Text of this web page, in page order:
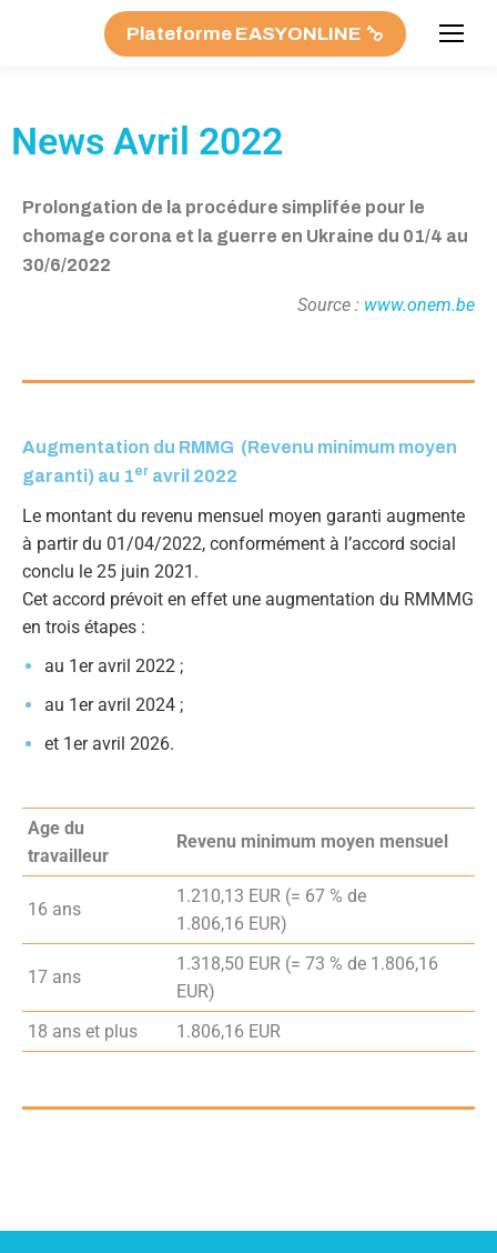
Plateforme EASYONLINE
News Avril 2022
Prolongation de la procédure simplifée pour le
chomage corona et la guerre en Ukraine du 01/4 au
30/6/2022
Source : www.onem.be
Augmentation du RMMG (Revenu minimum moyen
garanti) au 1er avril 2022
Le montant du revenu mensuel moyen garanti augmente
à partir du 01/04/2022, conformément à l’accord social
conclu le 25 juin 2021.
Cet accord prévoit en effet une augmentation du RMMMG
en trois étapes :
au 1er avril 2022 ;
au 1er avril 2024 ;
et 1er avril 2026.
Age du
travailleur
Revenu minimum moyen mensuel
16 ans
1.210,13 EUR (= 67 % de
1.806,16 EUR)
17 ans
1.318,50 EUR (= 73 % de 1.806,16
EUR)
18 ans et plus
1.806,16 EUR